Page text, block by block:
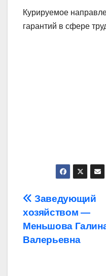
Курируемое
гарантий в сфере
Навигация
по
записям
Заведующий
хозяйством —
Меньшова
Валерьевна